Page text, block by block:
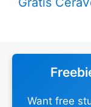
Want free